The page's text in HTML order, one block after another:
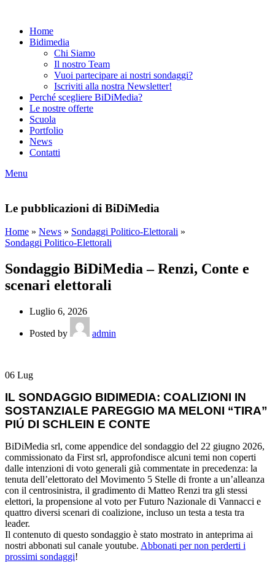
Home
Bidimedia
Chi Siamo
Il nostro Team
Vuoi partecipare ai nostri sondaggi?
Iscriviti alla nostra Newsletter!
Perché scegliere BiDiMedia?
Le nostre offerte
Scuola
Portfolio
News
Contatti
Menu
Le pubblicazioni di BiDiMedia
Home » News » Sondaggi Politico-Elettorali »
Sondaggi Politico-Elettorali
Sondaggio BiDiMedia – Renzi, Conte e
scenari elettorali
Luglio 6, 2026
Posted by admin
06 Lug
IL SONDAGGIO BIDIMEDIA: COALIZIONI IN
SOSTANZIALE PAREGGIO MA MELONI “TIRA”
PIÚ DI SCHLEIN E CONTE
BiDiMedia srl, come appendice del sondaggio del 22 giugno 2026,
commissionato da First srl, approfondisce alcuni temi non coperti
dalle intenzioni di voto generali già commentate in precedenza: la
tenuta dell’elettorato del Movimento 5 Stelle di fronte a un’alleanza
con il centrosinistra, il gradimento di Matteo Renzi tra gli stessi
elettori, la propensione al voto per Futuro Nazionale di Vannacci e
quattro diversi scenari di coalizione, incluso un testa a testa tra
leader.
Il contenuto di questo sondaggio è stato mostrato in anteprima ai
nostri abbonati sul canale youtube. Abbonati per non perderti i
prossimi sondaggi!